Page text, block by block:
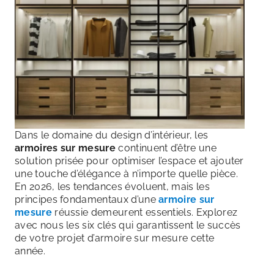
Dans le domaine du design d’intérieur, les
armoires sur mesure continuent d’être une
solution prisée pour optimiser l’espace et ajouter
une touche d’élégance à n’importe quelle pièce.
En 2026, les tendances évoluent, mais les
principes fondamentaux d’unearmoire sur
mesureréussie demeurent essentiels. Explorez
avec nous les six clés qui garantissent le succès
de votre projet d’armoire sur mesure cette
année.